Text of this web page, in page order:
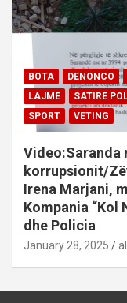
BOTA DENONCO
LAJME
SATIRE
SPORT
VETING
Video:Saranda
korrupsionit/
Irena Marjani,
Kompania “Kol
dhe Policia
January 28, 2025